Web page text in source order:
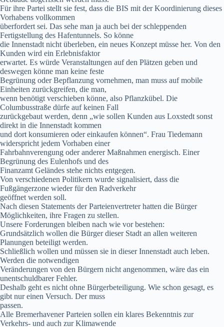
Für ihre Partei stellt sie fest, dass die BIS mit der Koordinierung dieses
Vorhabens vollkommen
überfordert sei. Das sehe man ja auch bei der schleppenden
Fertigstellung des Hafentunnels. So könne
die Innenstadt nicht überleben, ein neues Konzept müsse her. Von den
Kunden wird ein Erlebnisfaktor
erwartet. Es würde Veranstaltungen auf den Plätzen geben und
deswegen könne man keine feste
Begrünung oder Bepflanzung vornehmen, man muss auf mobile
Einheiten zurückgreifen, die man,
wenn benötigt verschieben könne, also Pflanzkübel. Die
Columbusstraße dürfe auf keinen Fall
zurückgebaut werden, denn „wie sollen Kunden aus Loxstedt sonst
direkt in die Innenstadt kommen
und dort konsumieren oder einkaufen können“. Frau Tiedemann
widerspricht jedem Vorhaben einer
Fahrbahnverengung oder anderer Maßnahmen energisch. Einer
Begrünung des Eulenhofs und des
Finanzamt Geländes stehe nichts entgegen.
Von verschiedenen Politikern wurde signalisiert, dass die
Fußgängerzone wieder für den Radverkehr
geöffnet werden soll.
Nach diesen Statements der Parteienvertreter hatten die Bürger
Möglichkeiten, ihre Fragen zu stellen.
Unsere Forderungen bleiben nach wie vor bestehen:
Grundsätzlich wollen die Bürger dieser Stadt an allen weiteren
Planungen beteiligt werden.
Schließlich wollen und müssen sie in dieser Innenstadt auch leben.
Werden die notwendigen
Veränderungen von den Bürgern nicht angenommen, wäre das ein
unentschuldbarer Fehler.
Deshalb geht es nicht ohne Bürgerbeteiligung. Wie schon gesagt, es
gibt nur einen Versuch. Der muss
passen.
Alle Bremerhavener Parteien sollen ein klares Bekenntnis zur
Verkehrs- und auch zur Klimawende